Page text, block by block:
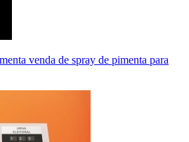
venda de spray de pimenta para